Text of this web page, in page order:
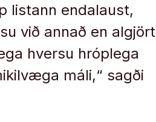
listann endalaust,
við annað en algjört
hversu hróplega
máli,“ sagði